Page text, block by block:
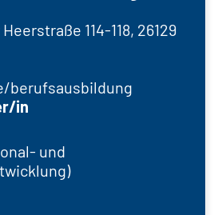
114-118, 26129
in
und